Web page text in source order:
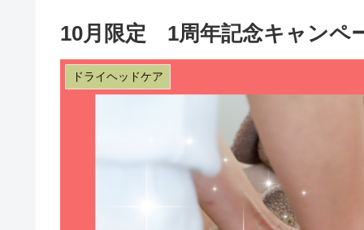
10月限定 1周年記念キャンペ
ドライヘッドケア